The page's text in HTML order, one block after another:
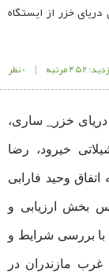
خزر از ایستگاه
452 مرتبه | 0 نظر
خزر_ ساری،
خیرود،‌ رضا
وحید فارابی
بخش ارزیابی و
با بررسی شرایط و
مازندران در